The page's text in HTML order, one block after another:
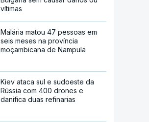
vítimas
Malária matou 47 pessoas em
seis meses na província
moçambicana de Nampula
Kiev ataca sul e sudoeste da
Rússia com 400 drones e
danifica duas refinarias